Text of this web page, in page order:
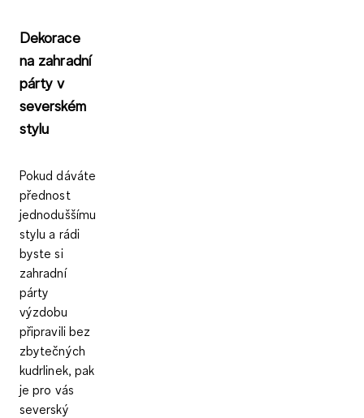
Dekorace
na zahradní
párty v
severském
stylu
Pokud dáváte
přednost
jednoduššímu
stylu a rádi
byste si
zahradní
párty
výzdobu
připravili bez
zbytečných
kudrlinek, pak
je pro vás
severský